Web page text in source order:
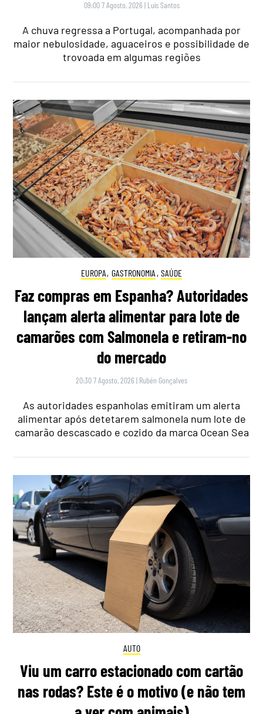
09:00 7 Agosto, 2026 | Luís Santos
A chuva regressa a Portugal, acompanhada por
maior nebulosidade, aguaceiros e possibilidade de
trovoada em algumas regiões
EUROPA, GASTRONOMIA , SAÚDE
Faz compras em Espanha? Autoridades
lançam alerta alimentar para lote de
camarões com Salmonela e retiram-no
do mercado
20:30 7 Agosto, 2026 | Rubén Gonçalves
As autoridades espanholas emitiram um alerta
alimentar após detetarem salmonela num lote de
camarão descascado e cozido da marca Ocean Sea
AUTO
Viu um carro estacionado com cartão
nas rodas? Este é o motivo (e não tem